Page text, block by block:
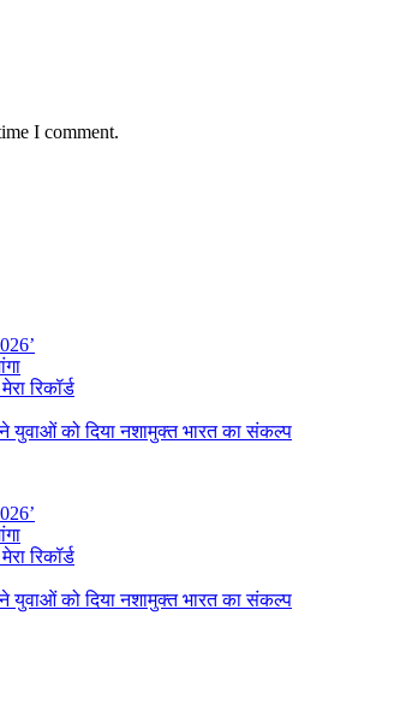
I comment.
रिकॉर्ड
ने युवाओं को दिया नशामुक्त भारत का संकल्प
रिकॉर्ड
ने युवाओं को दिया नशामुक्त भारत का संकल्प